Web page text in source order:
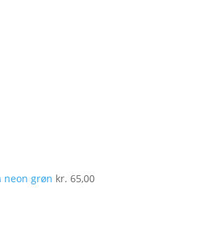
neon grøn kr. 65,00